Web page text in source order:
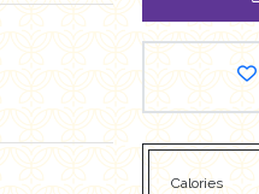
Calories